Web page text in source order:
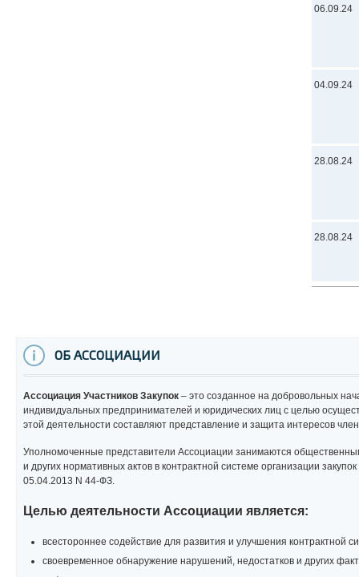
06.09.24
04.09.24
28.08.24
28.08.24
ОБ АССОЦИАЦИИ
Ассоциация Участников Закупок – это созданное на добровольных
индивидуальных предпринимателей и юридических лиц с целью
этой деятельности составляют представление и защита интересов
Уполномоченные представители Ассоциации занимаются
и других нормативных актов в контрактной системе организации
05.04.2013 N 44-ФЗ.
Целью деятельности Ассоциации является:
всестороннее содействие для развития и улучшения контрактной
своевременное обнаружение нарушений, недостатков и других